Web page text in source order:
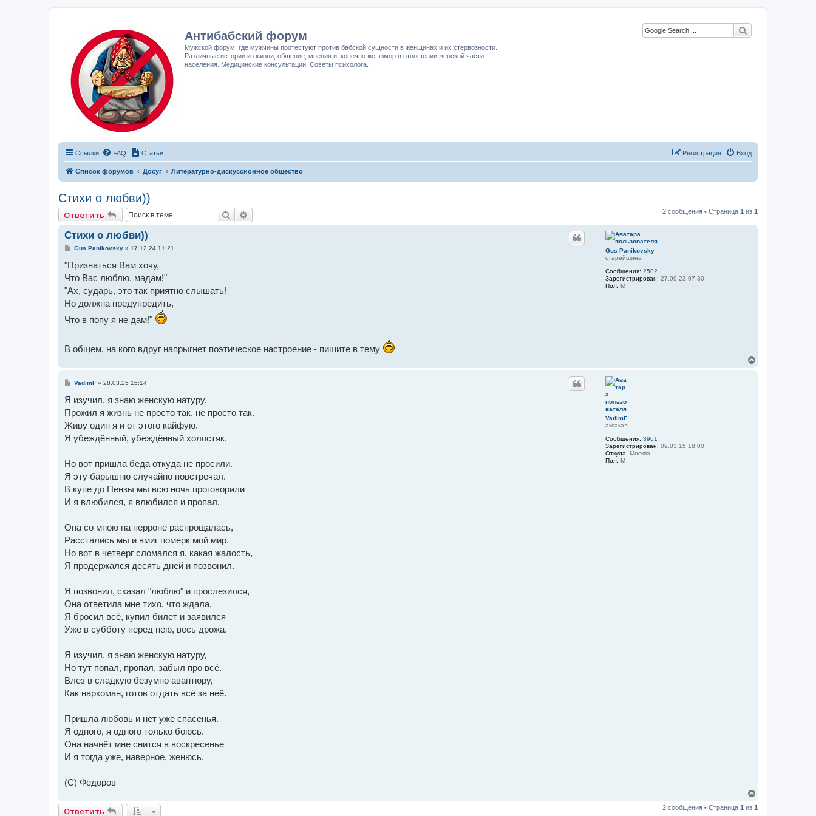
Антибабский форум
Мужской форум, где мужчины протестуют против бабской сущности в женщинах и их стервозности.
Различные истории из жизни, общение, мнения и, конечно же, юмор в отношении женской части
населения. Медицинские консультации. Сoветы психолога.
Ссылки FAQ Статьи Вход
Регистрация
Список форумов Досуг Литературно-дискуссионное общество
Стихи о любви))
Ответить Поиск 2 сообщения • Страница 1 из 1
Gus Panikovsky
старейшина
Сообщения: 2502
Зарегистрирован: 27.09.23 07:30
Пол: М
Стихи о любви))
С
о
б
щ
н
е
Gus Panikovsky» 17.12.24 11:21
"Признаться Вам хочу,
Что Вас люблю, мадам!"
"Ах, сударь, это так приятно слышать!
Но должна предупредить,
Что в попу я не дам!"
В общем, на кого вдруг напрыгнет поэтическое настроение - пишите в тему
VadimF
аксакал
Сообщения: 3961
Зарегистрирован: 09.03.15 18:00
Откуда: Москва
Пол: М
С
б
щ
е
н
е
VadimF» 28.03.25 15:14
Я изучил, я знаю женскую натуру.
Прожил я жизнь не просто так, не просто так.
Живу один я и от этого кайфую.
Я убеждённый, убеждённый холостяк.
Но вот пришла беда откуда не просили.
Я эту барышню случайно повстречал.
В купе до Пензы мы всю ночь проговорили
И я влюбился, я влюбился и пропал.
Она со мною на перроне распрощалась,
Расстались мы и вмиг померк мой мир.
Но вот в четверг сломался я, какая жалость,
Я продержался десять дней и позвонил.
Я позвонил, сказал "люблю" и прослезился,
Она ответила мне тихо, что ждала.
Я бросил всё, купил билет и заявился
Уже в субботу перед нею, весь дрожа.
Я изучил, я знаю женскую натуру,
Но тут попал, пропал, забыл про всё.
Влез в сладкую безумно авантюру,
Как наркоман, готов отдать всё за неё.
Пришла любовь и нет уже спасенья.
Я одного, я одного только боюсь.
Она начнёт мне снится в воскресенье
И я тогда уже, наверное, женюсь.
(С) Федоров
р
Ответить 2 сообщения • Страница 1 из 1